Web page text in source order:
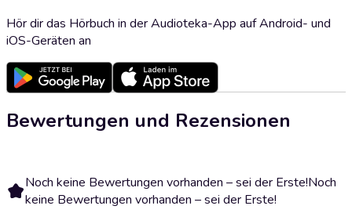
Hör dir das Hörbuch in der Audioteka-App auf Android- und
iOS-Geräten an
Bewertungen und Rezensionen
Noch keine Bewertungen vorhanden – sei der Erste!Noch
keine Bewertungen vorhanden – sei der Erste!